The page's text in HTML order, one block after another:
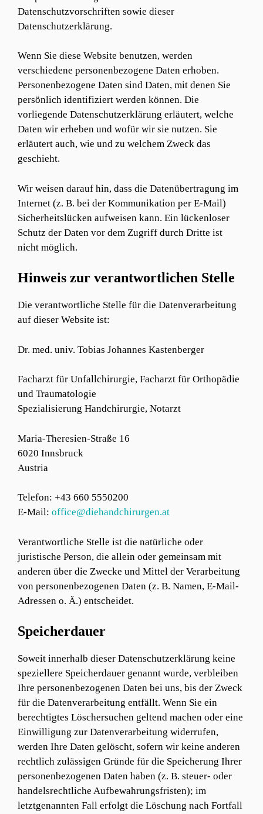
Datenschutzvorschriften sowie dieser
Datenschutzerklärung.
Wenn Sie diese Website benutzen, werden
verschiedene personenbezogene Daten erhoben.
Personenbezogene Daten sind Daten, mit denen Sie
persönlich identifiziert werden können. Die
vorliegende Datenschutzerklärung erläutert, welche
Daten wir erheben und wofür wir sie nutzen. Sie
erläutert auch, wie und zu welchem Zweck das
geschieht.
Wir weisen darauf hin, dass die Datenübertragung im
Internet (z. B. bei der Kommunikation per E-Mail)
Sicherheitslücken aufweisen kann. Ein lückenloser
Schutz der Daten vor dem Zugriff durch Dritte ist
nicht möglich.
Hinweis zur verantwortlichen Stelle
Die verantwortliche Stelle für die Datenverarbeitung
auf dieser Website ist:
Dr. med. univ. Tobias Johannes Kastenberger
Facharzt für Unfallchirurgie, Facharzt für Orthopädie
und Traumatologie
Spezialisierung Handchirurgie, Notarzt
Maria-Theresien-Straße 16
6020 Innsbruck
Austria
Telefon: +43 660 5550200
E-Mail: office@diehandchirurgen.at
Verantwortliche Stelle ist die natürliche oder
juristische Person, die allein oder gemeinsam mit
anderen über die Zwecke und Mittel der Verarbeitung
von personenbezogenen Daten (z. B. Namen, E-Mail-
Adressen o. Ä.) entscheidet.
Speicherdauer
Soweit innerhalb dieser Datenschutzerklärung keine
speziellere Speicherdauer genannt wurde, verbleiben
Ihre personenbezogenen Daten bei uns, bis der Zweck
für die Datenverarbeitung entfällt. Wenn Sie ein
berechtigtes Löschersuchen geltend machen oder eine
Einwilligung zur Datenverarbeitung widerrufen,
werden Ihre Daten gelöscht, sofern wir keine anderen
rechtlich zulässigen Gründe für die Speicherung Ihrer
personenbezogenen Daten haben (z. B. steuer- oder
handelsrechtliche Aufbewahrungsfristen); im
letztgenannten Fall erfolgt die Löschung nach Fortfall